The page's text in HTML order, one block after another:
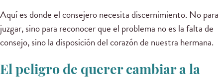
Aquí es donde el consejero necesita discernimiento. No para
juzgar, sino para reconocer que el problema no es la falta de
consejo, sino la disposición del corazón de nuestra hermana.
El peligro de querer cambiar a la